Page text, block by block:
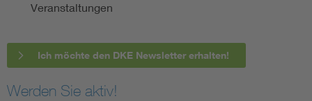
Veranstaltungen
Ich möchte den DKE Newsletter erhalten!
Werden Sie aktiv!